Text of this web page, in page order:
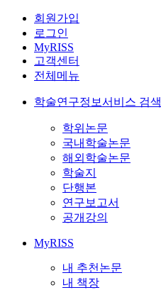
회원가입
로그인
MyRISS
고객센터
전체메뉴
학술연구정보서비스 검색
학위논문
국내학술논문
해외학술논문
학술지
단행본
연구보고서
공개강의
MyRISS
내 추천논문
내 책장